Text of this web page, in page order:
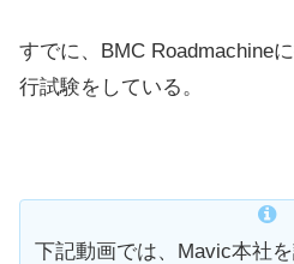
すでに、BMC Roadmachine
行試験をしている。
下記動画では、Mavic本社